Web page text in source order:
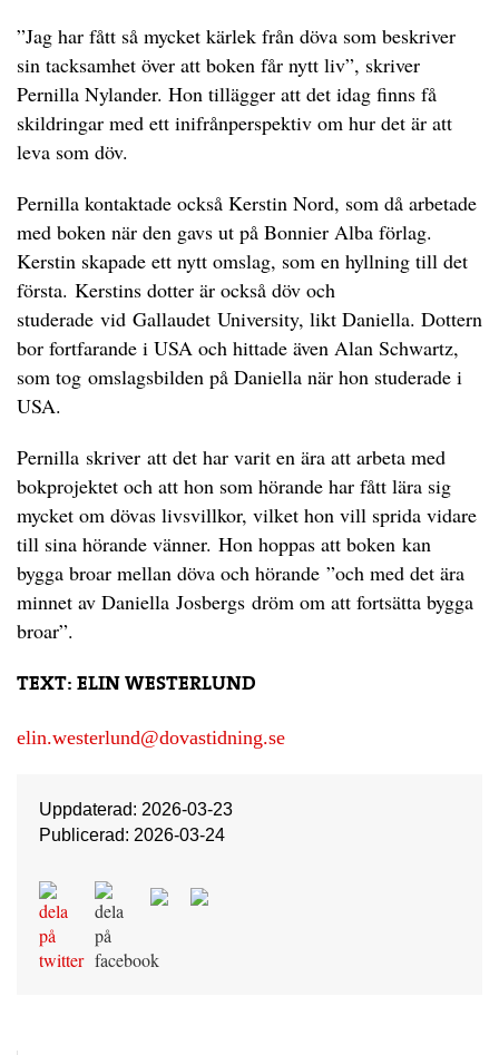
”Jag har fått så mycket kärlek från döva som beskriver
sin tacksamhet över att boken får nytt liv”, skriver
Pernilla Nylander. Hon tillägger att det idag finns få
skildringar med ett inifrånperspektiv om hur det är att
leva som döv.
Pernilla kontaktade också Kerstin Nord, som då arbetade
med boken när den gavs ut på Bonnier Alba förlag.
Kerstin skapade ett nytt omslag, som en hyllning till det
första. Kerstins dotter är också döv och
studerade vid Gallaudet University, likt Daniella. Dottern
bor fortfarande i USA och hittade även Alan Schwartz,
som tog omslagsbilden på Daniella när hon studerade i
USA.
Pernilla skriver att det har varit en ära att arbeta med
bokprojektet och att hon som hörande har fått lära sig
mycket om dövas livsvillkor, vilket hon vill sprida vidare
till sina hörande vänner. Hon hoppas att boken kan
bygga broar mellan döva och hörande ”och med det ära
minnet av Daniella Josbergs dröm om att fortsätta bygga
broar”.
TEXT: ELIN WESTERLUND
elin.westerlund@dovastidning.se
Uppdaterad: 2026-03-23
Publicerad: 2026-03-24